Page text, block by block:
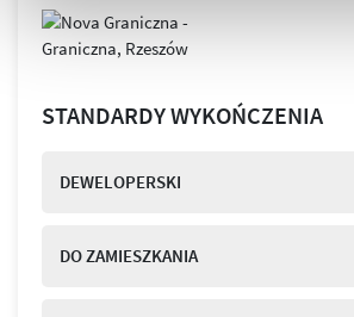
STANDARDY WYKOŃCZENIA
DEWELOPERSKI
DO ZAMIESZKANIA